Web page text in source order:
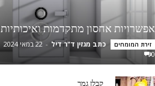
אפשרויות אחסון מתקדמות ואיכותיות
זירת המומחים כתב מגזין ד"ר דיל - 22 במאי 2024
0
קבלן גמר